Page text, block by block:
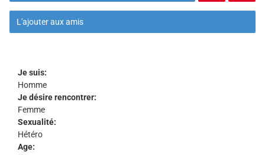
L'ajouter aux amis
Je suis:
Homme
Je désire rencontrer:
Femme
Sexualité:
Hétéro
Age: